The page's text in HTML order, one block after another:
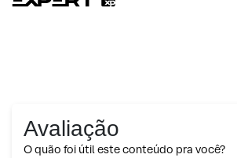
Avaliação
O quão foi útil este conteúdo pra você?